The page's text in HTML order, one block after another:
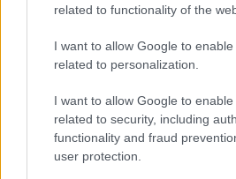
related to functionality of the
I want to allow Google to
related to personalization.
I want to allow Google to
related to security, including
functionality and fraud
user protection.
Adja meg keresztnevét:
meg e-mail címét:
Megismertem és elfogadom a